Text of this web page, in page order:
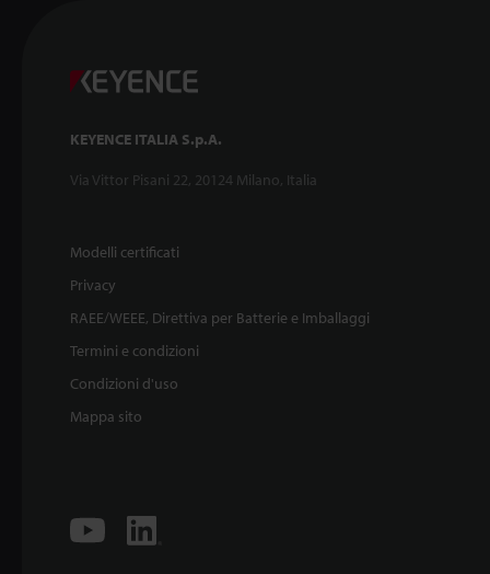
KEYENCE ITALIA S.p.A.
Via Vittor Pisani 22, 20124 Milano, Italia
Modelli certificati
Privacy
RAEE/WEEE, Direttiva per Batterie e Imballaggi
Termini e condizioni
Condizioni d'uso
Mappa sito